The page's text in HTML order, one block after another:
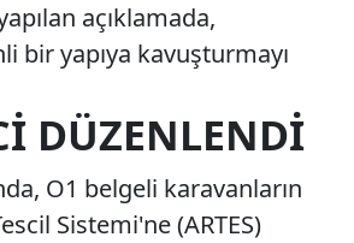
açıklamada,
bir yapıya kavuşturmayı
DÜZENLENDI
O1 belgeli karavanların
Sistemi'ne (ARTES)